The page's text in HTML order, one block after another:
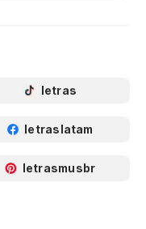
letras
letraslatam
letrasmusbr